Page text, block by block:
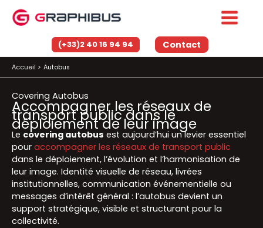
(+33)2 40 16 94 94 Contact
Accueil Autobus
Covering Autobus
Accompagner les réseaux de
transport public dans le
déploiement de leur image
Le covering autobus est aujourd’hui un levier essentiel
pour accompagner les réseaux de transport public
dans le déploiement, l’évolution et l’harmonisation de
leur image. Identité visuelle de réseau, livrées
institutionnelles, communication événementielle ou
messages d’intérêt général : l’autobus devient un
support stratégique, visible et structurant pour la
collectivité.